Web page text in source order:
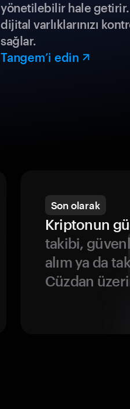
yönetilebilir hale
dijital varlıklarınızı
sağlar.
Tangem’i edin
Son olarak
Kriptonun
takibi,
alım ya da
Cüzdan